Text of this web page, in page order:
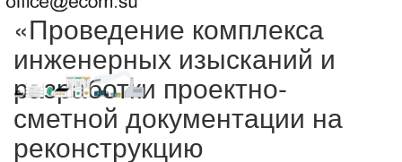
«Проведение комплекса
инженерных изысканий и
разработки проектно-
сметной документации на
реконструкцию